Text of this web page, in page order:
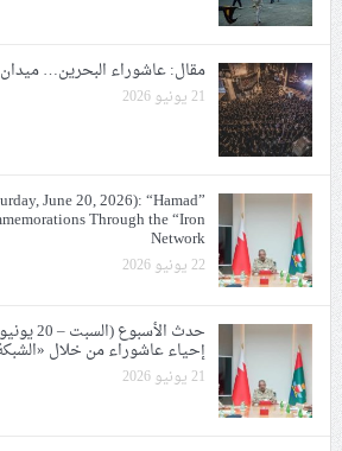
مقال: عاشوراء البحرين… ميدان
21 يونيو 2026
June 20, 2026): “Hamad”
Through the “Iron
Network
22 يونيو 2026
إحياء عاشوراء من خلال
21 يونيو 2026